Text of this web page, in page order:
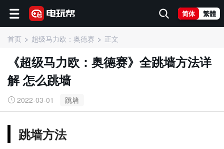
简体 繁體
首页 超级马力欧：奥德赛 正文
《超级马力欧：奥德赛》全跳墙方法详
解 怎么跳墙
2022-03-01 跳墙
跳墙方法